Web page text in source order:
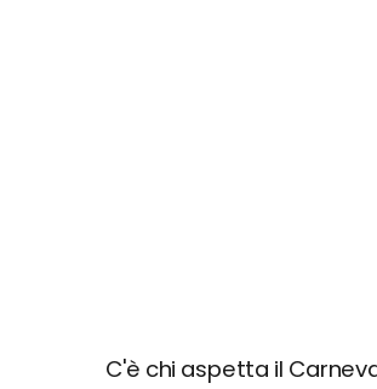
C'è chi aspetta il